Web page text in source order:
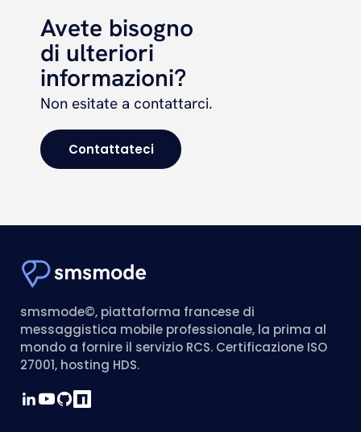
Avete bisogno
di ulteriori
informazioni?
Non esitate a contattarci.
Contattateci
smsmode©, piattaforma francese di
messaggistica mobile professionale, la prima al
mondo a fornire il servizio RCS. Certificazione ISO
27001, hosting HDS.